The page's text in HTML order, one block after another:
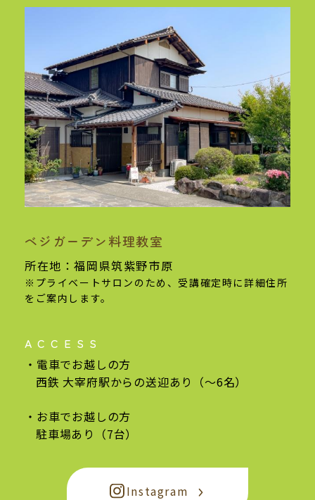
ベジガーデン料理教室
所在地：福岡県筑紫野市原
※プライベートサロンのため、受講確定時に詳細住所
をご案内します。
ACCESS
電車でお越しの方
西鉄 大宰府駅からの送迎あり（〜6名）
お車でお越しの方
駐車場あり（7台）
Instagram